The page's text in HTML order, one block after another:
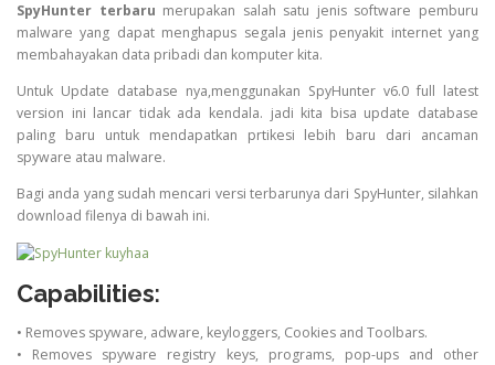
SpyHunter terbaru merupakan salah satu jenis software pemburu
malware yang dapat menghapus segala jenis penyakit internet yang
membahayakan data pribadi dan komputer kita.
Untuk Update database nya,menggunakan SpyHunter v6.0 full latest
version ini lancar tidak ada kendala. jadi kita bisa update database
paling baru untuk mendapatkan prtikesi lebih baru dari ancaman
spyware atau malware.
Bagi anda yang sudah mencari versi terbarunya dari SpyHunter, silahkan
download filenya di bawah ini.
Capabilities:
• Removes spyware, adware, keyloggers, Cookies and Toolbars.
• Removes spyware registry keys, programs, pop-ups and other